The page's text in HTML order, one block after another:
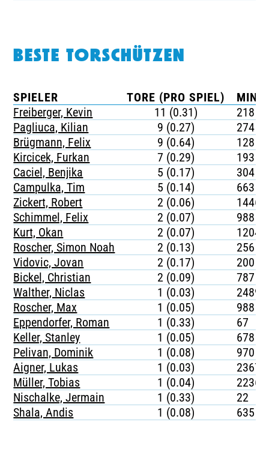
BESTE TORSCHÜTZEN
SPIELER TORE (PRO SPIEL)
Freiberger, Kevin
11 (0.31)
218
Pagliuca, Kilian
9 (0.27)
274
Brügmann, Felix
9 (0.64)
128
Kircicek, Furkan
7 (0.29)
193
Caciel, Benjika
5 (0.17)
304
Campulka, Tim
5 (0.14)
663
Zickert, Robert
2 (0.06)
1446
Schimmel, Felix
2 (0.07)
988
Kurt, Okan
2 (0.07)
1204
Roscher, Simon Noah
2 (0.13)
256
Vidovic, Jovan
2 (0.17)
200
Bickel, Christian
2 (0.09)
787
Walther, Niclas
1 (0.03)
2489
Roscher, Max
1 (0.05)
988
Eppendorfer, Roman
1 (0.33)
67
Keller, Stanley
1 (0.05)
678
Pelivan, Dominik
1 (0.08)
970
Aigner, Lukas
1 (0.03)
2367
Müller, Tobias
1 (0.04)
2236
Nischalke, Jermain
1 (0.33)
22
Shala, Andis
1 (0.08) 635